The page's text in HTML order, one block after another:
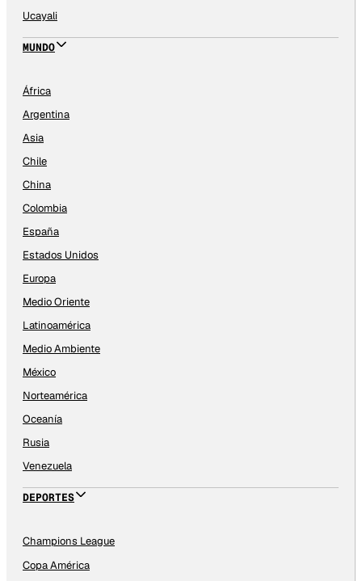
Ucayali
MUNDO
África
Argentina
Asia
Chile
China
Colombia
España
Estados Unidos
Europa
Medio Oriente
Latinoamérica
Medio Ambiente
México
Norteamérica
Oceanía
Rusia
Venezuela
DEPORTES
Champions League
Copa América